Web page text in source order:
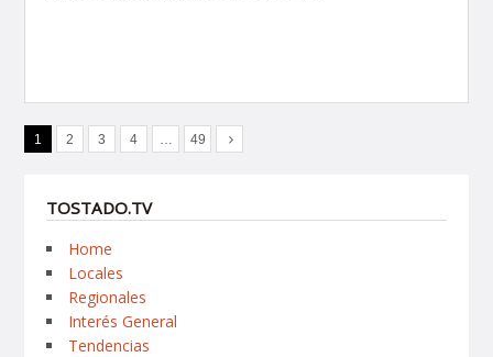
1 2 3 4 49
TOSTADO.TV
Home
Locales
Regionales
Interés General
Tendencias